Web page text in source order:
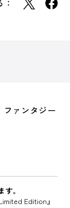
ファンタジー
。
Edition』